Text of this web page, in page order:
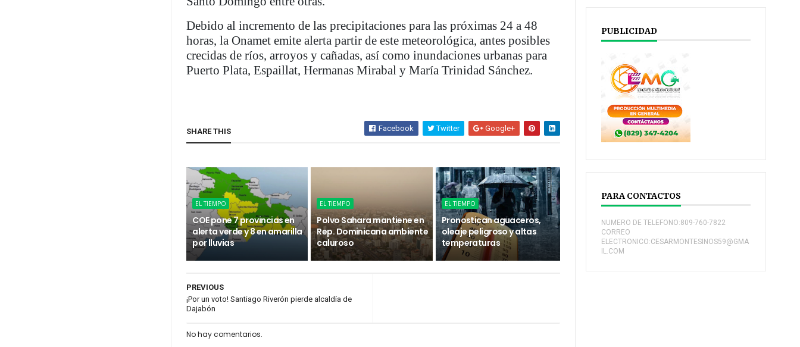
Debido al incremento de las precipitaciones para las próximas 24 a 48
horas, la Onamet emite alerta partir de este meteorológica, antes posibles
crecidas de ríos, arroyos y cañadas, así como inundaciones urbanas para
Puerto Plata, Espaillat, Hermanas Mirabal y María Trinidad Sánchez.
SHARE THIS Facebook Twitter Google+
EL TIEMPO
COE pone 7 provincias en
alerta verde y 8 en amarilla
por lluvias
EL TIEMPO
Polvo Sahara mantiene en
Rep. Dominicana ambiente
caluroso
EL TIEMPO
Pronostican aguaceros,
oleaje peligroso y altas
temperaturas
PREVIOUS
¡Por un voto! Santiago Riverón pierde alcaldía de
Dajabón
No hay comentarios.
PUBLICIDAD
PARA CONTACTOS
NUMERO DE TELEFONO:809-760-7822
CORREO
ELECTRONICO:CESARMONTESINOS59@GMA
IL.COM